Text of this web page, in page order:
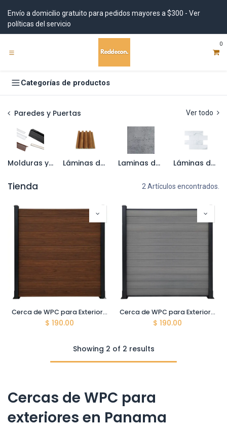
Envío a domicilio gratuito para pedidos mayores a $300 - Ver
políticas del servicio
0
Categorías de productos
Paredes y Puertas Ver todo
Molduras y perfiles para paredes Láminas decorativas WPC y PS Laminas decorativas Soft Stone Láminas decorativas autoadhesivas
Tienda 2 Artículos encontrados.
Cerca de WPC para Exteriores - IPE - Acabado 3D - Incluye Accesorios
$ 190.00
Cerca de WPC para Exteriores - Mica Grey - Acabado 3D - Incluye Accesorios
$ 190.00
Showing 2 of 2 results
Cercas de WPC para
exteriores en Panama